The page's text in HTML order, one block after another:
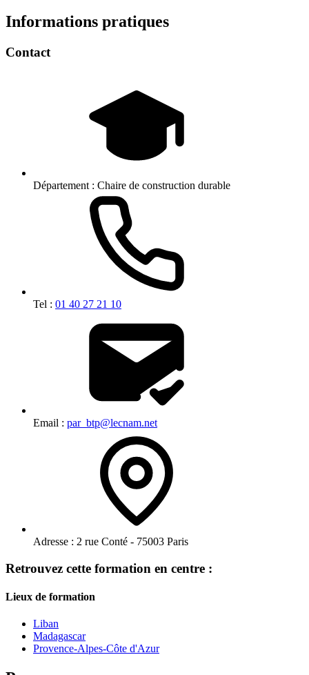
Informations pratiques
Contact
Département : Chaire de construction durable
Tel : 01 40 27 21 10
Email : par_btp@lecnam.net
Adresse : 2 rue Conté - 75003 Paris
Retrouvez cette formation en centre :
Lieux de formation
Liban
Madagascar
Provence-Alpes-Côte d'Azur